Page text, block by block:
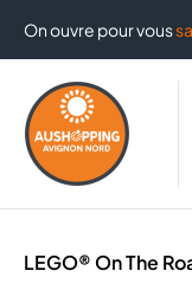
On ouvre pour vous
LEGO® On The